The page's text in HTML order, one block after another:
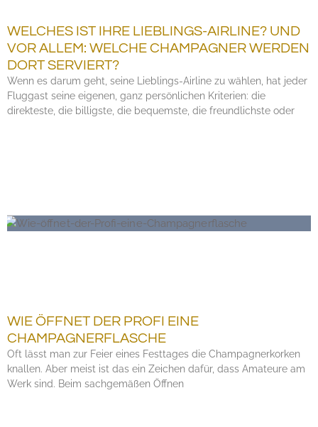
WELCHES IST IHRE LIEBLINGS-AIRLINE? UND
VOR ALLEM: WELCHE CHAMPAGNER WERDEN
DORT SERVIERT?
Wenn es darum geht, seine Lieblings-Airline zu wählen, hat jeder
Fluggast seine eigenen, ganz persönlichen Kriterien: die
direkteste, die billigste, die bequemste, die freundlichste oder
WIE ÖFFNET DER PROFI EINE
CHAMPAGNERFLASCHE
Oft lässt man zur Feier eines Festtages die Champagnerkorken
knallen. Aber meist ist das ein Zeichen dafür, dass Amateure am
Werk sind. Beim sachgemäßen Öffnen